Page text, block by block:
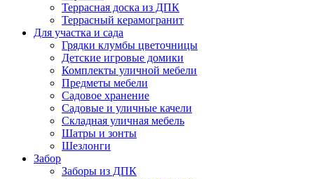
Террасная доска из ДПК
Террасный керамогранит
Для участка и сада
Грядки клумбы цветочницы
Детские игровые домики
Комплекты уличной мебели
Предметы мебели
Садовое хранение
Садовые и уличные качели
Складная уличная мебель
Шатры и зонты
Шезлонги
Забор
Заборы из ДПК